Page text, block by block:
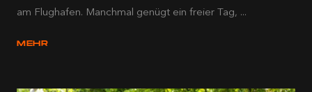
am Flughafen. Manchmal genügt ein freier Tag, ...
MEHR